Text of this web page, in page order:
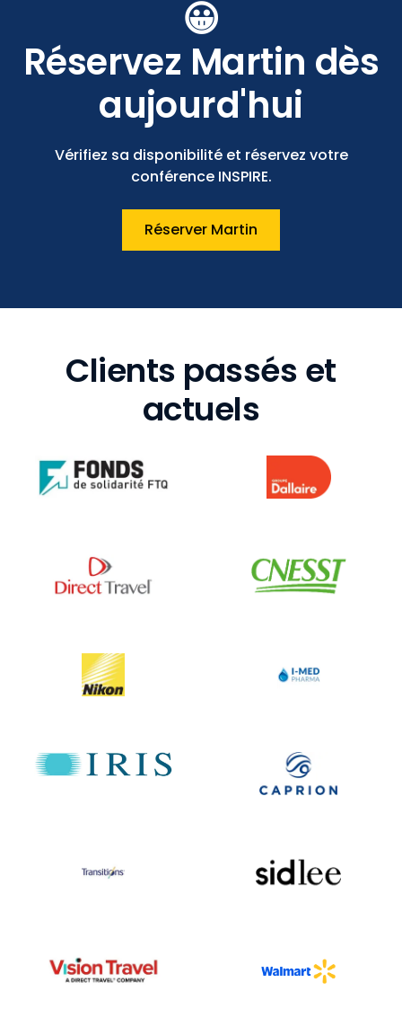
😀
Réservez Martin dès
aujourd'hui
Vérifiez sa disponibilité et réservez votre
conférence INSPIRE.
Réserver Martin
Clients passés et
actuels